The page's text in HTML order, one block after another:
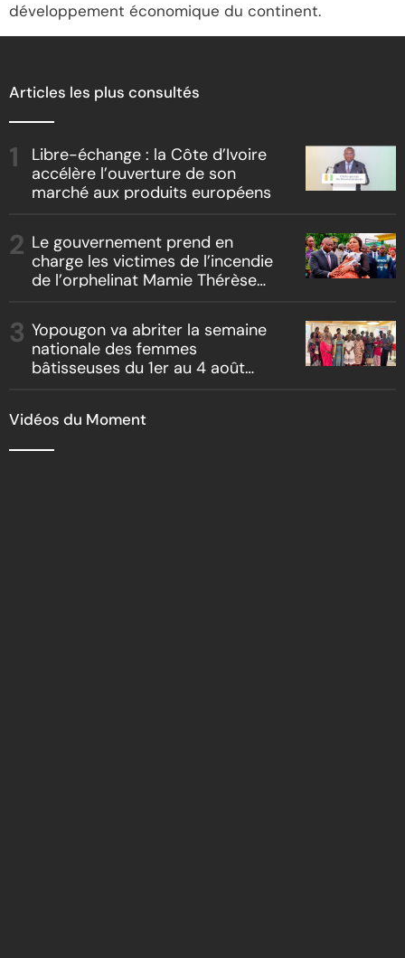
développement économique du continent.
Articles les plus consultés
Libre-échange : la Côte d’Ivoire
accélère l’ouverture de son
marché aux produits européens
Le gouvernement prend en
charge les victimes de l’incendie
de l’orphelinat Mamie Thérèse
Yopougon va abriter la semaine
nationale des femmes
bâtisseuses du 1er au 4 août
Vidéos du Moment